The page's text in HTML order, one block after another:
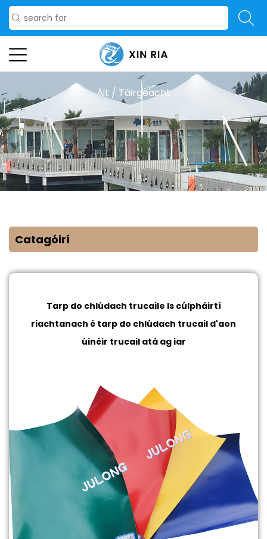
Áit / Táirgeacht
Catagóirí
Tarp do chlúdach trucaile Is cúlpháirtí
riachtanach é tarp do chlúdach trucail d'aon
úinéir trucail atá ag iar